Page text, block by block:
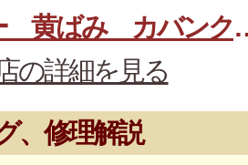
バーバー
の詳細を見る
、修理解説